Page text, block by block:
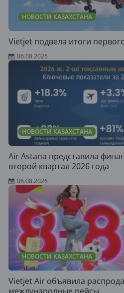
НОВОСТИ КАЗАХСТАНА
Vietjet подвела итоги
06.08.2026
НОВОСТИ КАЗАХСТАНА
Air Astana представила
второй квартал 2026 года
06.08.2026
НОВОСТИ КАЗАХСТАНА
Vietjet Air объявила